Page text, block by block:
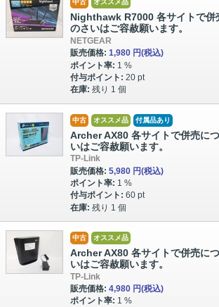
中古 オススメ品
Nighthawk R7000 各サイトで併
のさいはご容赦願います。
NETGEAR
販売価格: 1,980 円(税込)
ポイント率: 1 %
付与ポイント: 20 pt
在庫: 残り 1 個
中古 オススメ品 付属品あり
Archer AX80 各サイトで併売に
いはご容赦願います。
TP-Link
販売価格: 5,980 円(税込)
ポイント率: 1 %
付与ポイント: 60 pt
在庫: 残り 1 個
中古 オススメ品
Archer AX80 各サイトで併売に
いはご容赦願います。
TP-Link
販売価格: 4,980 円(税込)
ポイント率: 1 %